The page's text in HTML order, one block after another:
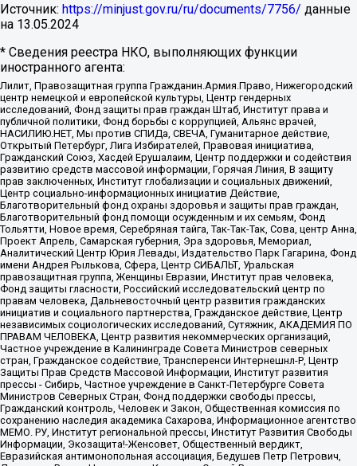
Источник: https://minjust.gov.ru/ru/documents/7756/ данные
на 13.05.2024
* Сведения реестра НКО, выполняющих функции
иностранного агента:
Лилит, Правозащитная группа Гражданин.Армия.Право, Нижегородский
центр немецкой и европейской культуры, Центр гендерных
исследований, Фонд защиты прав граждан Штаб, Институт права и
публичной политики, Фонд борьбы с коррупцией, Альянс врачей,
НАСИЛИЮ.НЕТ, Мы против СПИДа, СВЕЧА, Гуманитарное действие,
Открытый Петербург, Лига Избирателей, Правовая инициатива,
Гражданский Союз, Хасдей Ерушалаим, Центр поддержки и содействия
развитию средств массовой информации, Горячая Линия, В защиту
прав заключенных, Институт глобализации и социальных движений,
Центр социально-информационных инициатив Действие,
Благотворительный фонд охраны здоровья и защиты прав граждан,
Благотворительный фонд помощи осужденным и их семьям, Фонд
Тольятти, Новое время, Серебряная тайга, Так-Так-Так, Сова, центр Анна,
Проект Апрель, Самарская губерния, Эра здоровья, Мемориал,
Аналитический Центр Юрия Левады, Издательство Парк Гагарина, Фонд
имени Андрея Рылькова, Сфера, Центр СИБАЛЬТ, Уральская
правозащитная группа, Женщины Евразии, Институт прав человека,
Фонд защиты гласности, Российский исследовательский центр по
правам человека, Дальневосточный центр развития гражданских
инициатив и социального партнерства, Гражданское действие, Центр
независимых социологических исследований, Сутяжник, АКАДЕМИЯ ПО
ПРАВАМ ЧЕЛОВЕКА, Центр развития некоммерческих организаций,
Частное учреждение в Калининграде Совета Министров северных
стран, Гражданское содействие, Трансперенси Интернешнл-Р, Центр
Защиты Прав Средств Массовой Информации, Институт развития
прессы - Сибирь, Частное учреждение в Санкт-Петербурге Совета
Министров Северных Стран, Фонд поддержки свободы прессы,
Гражданский контроль, Человек и Закон, Общественная комиссия по
сохранению наследия академика Сахарова, Информационное агентство
МЕМО. РУ, Институт региональной прессы, Институт Развития Свободы
Информации, Экозащита!-Женсовет, Общественный вердикт,
Евразийская антимонопольная ассоциация, Бедушев Петр Петрович,